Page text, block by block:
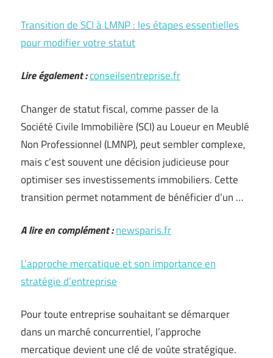
Transition de SCI à LMNP : les étapes essentielles
pour modifier votre statut
Lire également :conseilsentreprise.fr
Changer de statut fiscal, comme passer de la
Société Civile Immobilière (SCI) au Loueur en Meublé
Non Professionnel (LMNP), peut sembler complexe,
mais c’est souvent une décision judicieuse pour
optimiser ses investissements immobiliers. Cette
transition permet notamment de bénéficier d’un …
A lire en complément :newsparis.fr
L’approche mercatique et son importance en
stratégie d’entreprise
Pour toute entreprise souhaitant se démarquer
dans un marché concurrentiel, l’approche
mercatique devient une clé de voûte stratégique.